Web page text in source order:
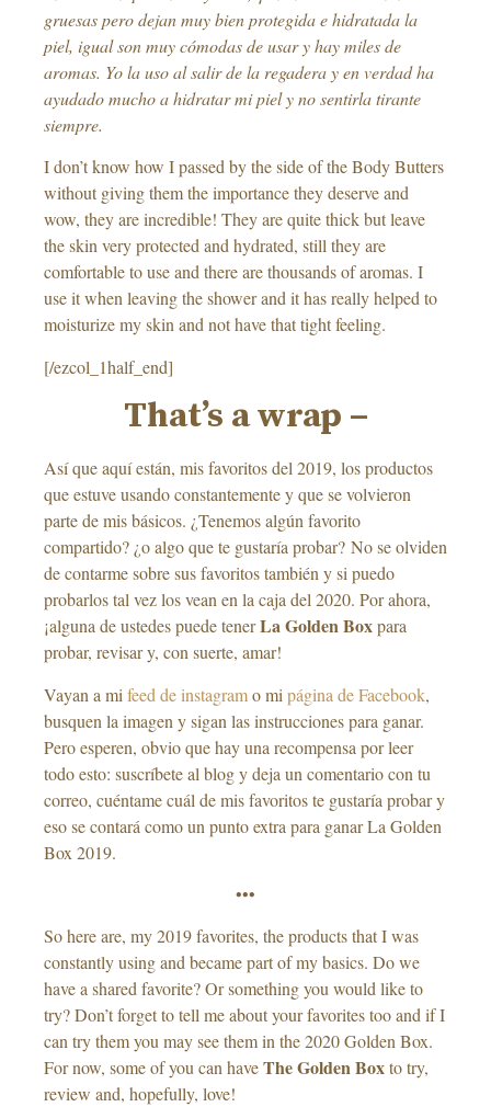
gruesas pero dejan muy bien protegida e hidratada la
piel, igual son muy cómodas de usar y hay miles de
aromas. Yo la uso al salir de la regadera y en verdad ha
ayudado mucho a hidratar mi piel y no sentirla tirante
siempre.
I don’t know how I passed by the side of the Body Butters
without giving them the importance they deserve and
wow, they are incredible! They are quite thick but leave
the skin very protected and hydrated, still they are
comfortable to use and there are thousands of aromas. I
use it when leaving the shower and it has really helped to
moisturize my skin and not have that tight feeling.
[/ezcol_1half_end]
That’s a wrap –
Así que aquí están, mis favoritos del 2019, los productos
que estuve usando constantemente y que se volvieron
parte de mis básicos. ¿Tenemos algún favorito
compartido? ¿o algo que te gustaría probar? No se olviden
de contarme sobre sus favoritos también y si puedo
probarlos tal vez los vean en la caja del 2020. Por ahora,
¡alguna de ustedes puede tenerLa Golden Boxpara
probar, revisar y, con suerte, amar!
Vayan a mi feed de instagramo mi página de Facebook,
busquen la imagen y sigan las instrucciones para ganar.
Pero esperen, obvio que hay una recompensa por leer
todo esto: suscríbete al blog y deja un comentario con tu
correo, cuéntame cuál de mis favoritos te gustaría probar y
eso se contará como un punto extra para ganar La Golden
Box 2019.
•••
So here are, my 2019 favorites, the products that I was
constantly using and became part of my basics. Do we
have a shared favorite? Or something you would like to
try? Don’t forget to tell me about your favorites too and if I
can try them you may see them in the 2020 Golden Box.
For now, some of you can haveThe Golden Boxto try,
review and, hopefully, love!